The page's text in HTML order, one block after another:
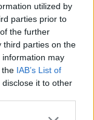
utilized by
parties prior to
the further
third parties on the
information may
the IAB’s List of
it to other
or more Google